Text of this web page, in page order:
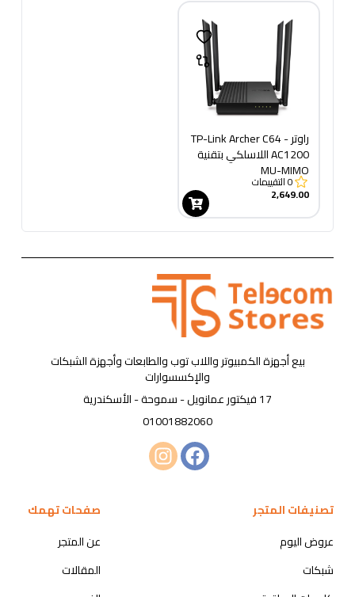
راوتر TP-Link Archer C64 -
AC1200 اللاسلكي بتقنية
MU-MIMO
0التقييمات
2,649.00
بيع أجهزة الكمبيوتر واللاب توب والطابعات وأجهزة الشبكات
والإكسسوارات
17 فيكتور عمانويل - سموحة - الأسكندرية
01001882060
تصنيفات المتجر
عروض اليوم
شبكات
صفحات تهمك
عن المتجر
المقالات